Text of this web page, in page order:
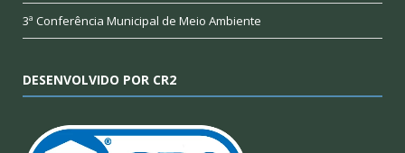
3ª Conferência Municipal de Meio Ambiente
DESENVOLVIDO POR CR2